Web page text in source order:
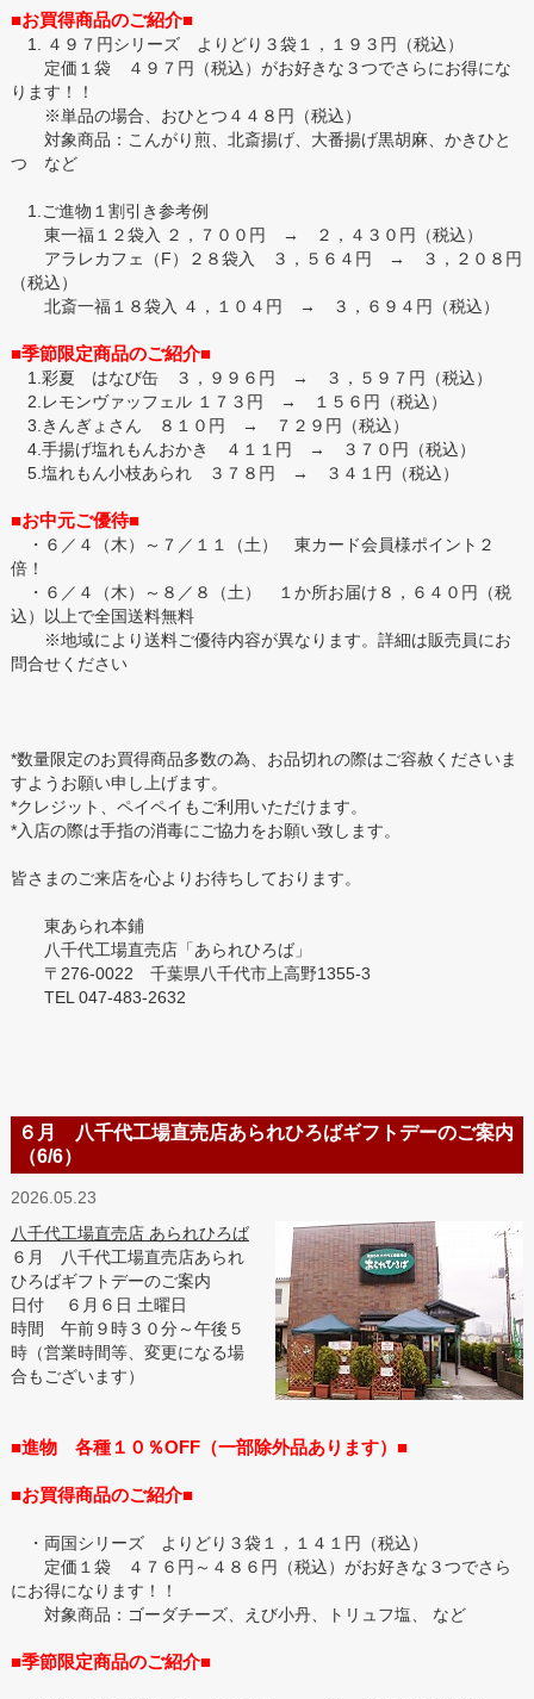
■お買得商品のご紹介■
1. ４９７円シリーズ よりどり３袋１，１９３円（税込）
定価１袋 ４９７円（税込）がお好きな３つでさらにお得にな
ります！！
※単品の場合、おひとつ４４８円（税込）
対象商品：こんがり煎、北斎揚げ、大番揚げ黒胡麻、かきひと
つ など
1.ご進物１割引き参考例
東一福１２袋入 ２，７００円 → ２，４３０円（税込）
アラレカフェ（F）２８袋入 ３，５６４円 → ３，２０８円
（税込）
北斎一福１８袋入 ４，１０４円 → ３，６９４円（税込）
■季節限定商品のご紹介■
1.彩夏 はなび缶 ３，９９６円 → ３，５９７円（税込）
2.レモンヴァッフェル １７３円 → １５６円（税込）
3.きんぎょさん ８１０円 → ７２９円（税込）
4.手揚げ塩れもんおかき ４１１円 → ３７０円（税込）
5.塩れもん小枝あられ ３７８円 → ３４１円（税込）
■お中元ご優待■
・６／４（木）～７／１１（土） 東カード会員様ポイント２
倍！
・６／４（木）～８／８（土） １か所お届け８，６４０円（税
込）以上で全国送料無料
※地域により送料ご優待内容が異なります。詳細は販売員にお
問合せください
*数量限定のお買得商品多数の為、お品切れの際はご容赦くださいま
すようお願い申し上げます。
*クレジット、ペイペイもご利用いただけます。
*入店の際は手指の消毒にご協力をお願い致します。
皆さまのご来店を心よりお待ちしております。
東あられ本鋪
八千代工場直売店「あられひろば」
〒276-0022 千葉県八千代市上高野1355-3
TEL 047-483-2632
６月 八千代工場直売店あられひろばギフトデーのご案内
（6/6）
2026.05.23
八千代工場直売店 あられひろば
６月 八千代工場直売店あられ
ひろばギフトデーのご案内
日付 ６月６日 土曜日
時間 午前９時３０分～午後５
時（営業時間等、変更になる場
合もございます）
■進物 各種１０％OFF（一部除外品あります）■
■お買得商品のご紹介■
・両国シリーズ よりどり３袋１，１４１円（税込）
定価１袋 ４７６円～４８６円（税込）がお好きな３つでさら
にお得になります！！
対象商品：ゴーダチーズ、えび小丹、トリュフ塩、 など
■季節限定商品のご紹介■